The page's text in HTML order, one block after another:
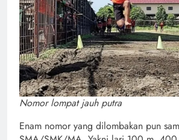
Nomor lompat jauh putra
Enam nomor yang dilombakan pun